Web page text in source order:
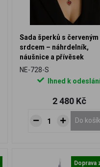
Sada šperků s červeným
srdcem – náhrdelník,
náušnice a přívěsek
NE-728-S
Ihned k
2 480 Kč
Do
Doprava